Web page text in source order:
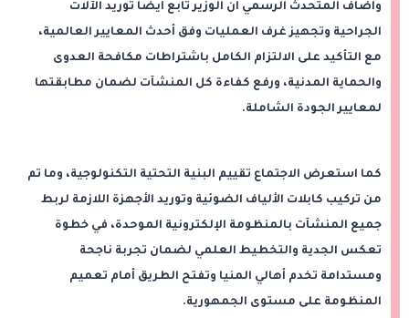
وأضاف المتحدث الرسمي أن الوزير تابع أيضاً توريد الآلات
الجراحية وتجهيز غرف العمليات وفق أحدث المعايير العالمية،
مع التأكيد على الالتزام الكامل باشتراطات مكافحة العدوى
والحماية المدنية، ورفع كفاءة كل المنشآت لضمان مطابقتها
لمعايير الجودة الشاملة.
كما استعرض الاجتماع تقييم البنية التحتية التكنولوجية، وما تم
من تركيب كابلات الألياف الضوئية وتوريد الأجهزة اللازمة لربط
جميع المنشآت بالمنظومة الإلكترونية الموحدة، في خطوة
تعكس الجدية والتخطيط العلمي لضمان تجربة ناجحة
ومستدامة تخدم أهالي المنيا وتفتح الطريق أمام تعميم
المنظومة على مستوى الجمهورية.